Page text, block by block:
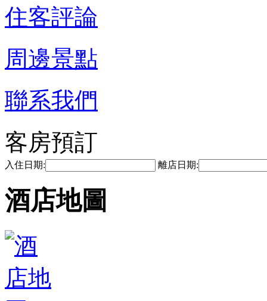
住客評論
周邊景點
聯系我們
客房預訂
入住日期: 離店日期:
酒店地圖